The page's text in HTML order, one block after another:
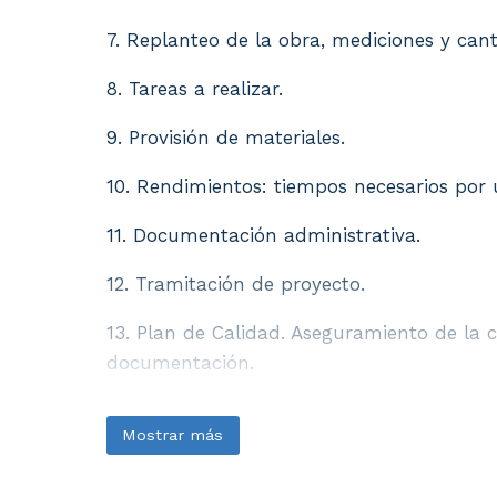
7. Replanteo de la obra, mediciones y
8. Tareas a realizar.
9. Provisión de materiales.
10. Rendimientos: tiempos necesarios
11. Documentación administrativa.
12. Tramitación de proyecto.
13. Plan de Calidad. Aseguramiento de la
documentación.
Mostrar más